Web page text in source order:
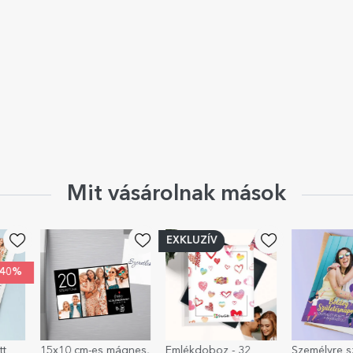
Mit vásárolnak mások
Emlékdoboz - 32
-40%
Személyre szabott
Személyre